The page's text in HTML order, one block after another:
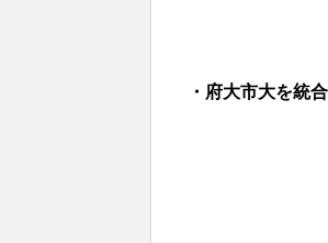
・府大市大を統